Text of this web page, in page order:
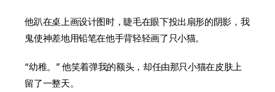
他趴在桌上画设计图时，睫毛在眼下投出扇形的阴影，我
鬼使神差地用铅笔在他手背轻轻画了只小猫。
“幼稚。” 他笑着弹我的额头，却任由那只小猫在皮肤上
留了一整天。